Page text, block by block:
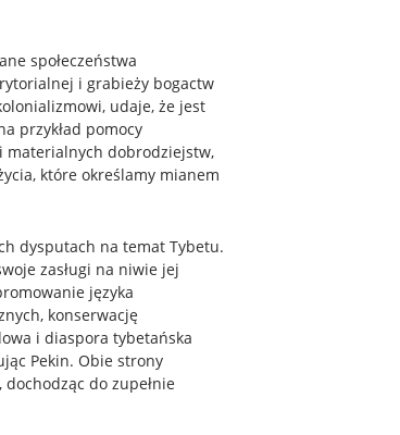
społeczeństwa
i grabieży bogactw
udaje, że jest
przykład pomocy
materialnych dobrodziejstw,
które określamy mianem
dysputach na temat Tybetu.
zasługi na niwie jej
języka
konserwację
i diaspora tybetańska
Pekin. Obie strony
do zupełnie